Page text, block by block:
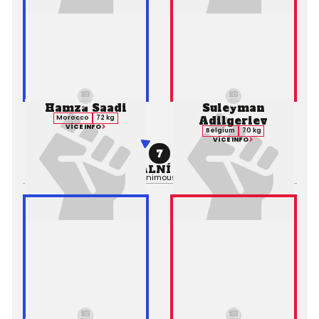
Hamza Saadi
Morocco
72 kg
VÍCE INFO
7
PROFESIONÁLNÍ ZÁPAS MMA
Výsledek: Decision (Unanimous), 3. kolo 3:00, Rozhodčí:
Suleyman
Adilgeriev
Belgium
70 kg
VÍCE INFO